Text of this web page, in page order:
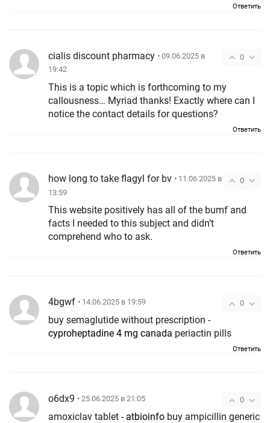
Ответить
0
cialis discount pharmacy • 09.06.2025 в
19:42
This is a topic which is forthcoming to my
callousness… Myriad thanks! Exactly where can I
notice the contact details for questions?
Ответить
0
how long to take flagyl for bv • 11.06.2025 в
13:59
This website positively has all of the bumf and
facts I needed to this subject and didn’t
comprehend who to ask.
Ответить
0
4bgwf • 14.06.2025 в 19:59
buy semaglutide without prescription -
cyproheptadine 4 mg canada periactin pills
Ответить
0
o6dx9 • 25.06.2025 в 21:05
amoxiclav tablet - atbioinfo buy ampicillin generic